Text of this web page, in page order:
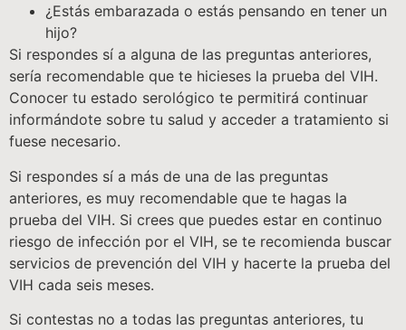
¿Estás embarazada o estás pensando en tener un
hijo?
Si respondes sí a alguna de las preguntas anteriores,
sería recomendable que te hicieses la prueba del VIH.
Conocer tu estado serológico te permitirá continuar
informándote sobre tu salud y acceder a tratamiento si
fuese necesario.
Si respondes sí a más de una de las preguntas
anteriores, es muy recomendable que te hagas la
prueba del VIH. Si crees que puedes estar en continuo
riesgo de infección por el VIH, se te recomienda buscar
servicios de prevención del VIH y hacerte la prueba del
VIH cada seis meses.
Si contestas no a todas las preguntas anteriores, tu